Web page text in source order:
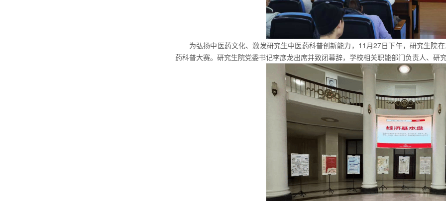
为弘扬中医药文化、激发研究生中医药科普创新能力，11月27日下午，研究生院
药科普大赛。研究生院党委书记李彦龙出席并致闭幕辞，学校相关职能部门负责人、